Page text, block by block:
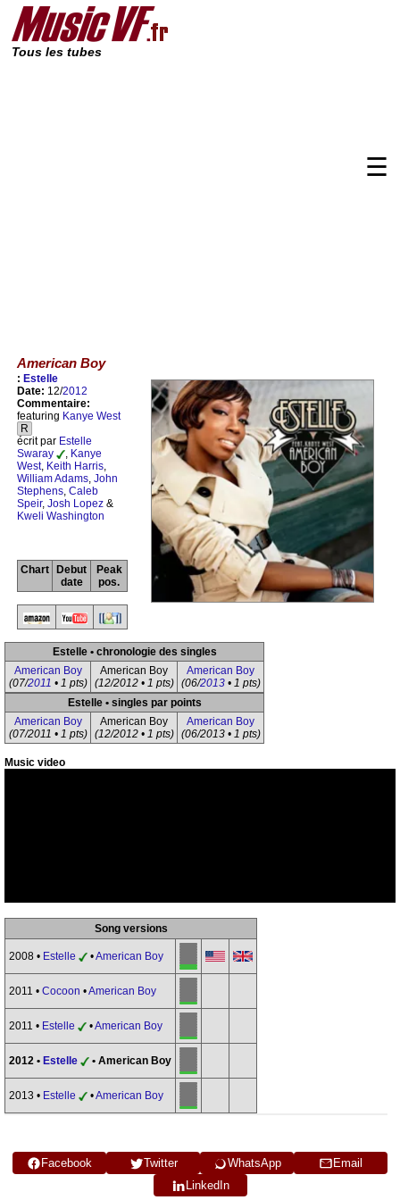
Tous les tubes
☰
American Boy
: Estelle
Date: 12/2012
Commentaire:
featuring Kanye West
R
écrit par Estelle
Swaray
, Kanye
West, Keith Harris,
William Adams, John
Stephens, Caleb
Speir, Josh Lopez &
Kweli Washington
Chart
Debut
date
Peak
pos.
Estelle • chronologie des singles
American Boy
(07/2011 • 1 pts)
American Boy
(12/2012 • 1 pts)
American Boy
(06/2013• 1 pts)
Estelle • singles par points
American Boy
(07/2011 • 1 pts)
American Boy
(12/2012 • 1 pts)
American Boy
(06/2013 • 1 pts)
Music video
Song versions
2008 • Estelle •American Boy
2011 • Cocoon •American Boy
2011 • Estelle •American Boy
2012 • Estelle • American Boy
2013 • Estelle •American Boy
Facebook Twitter WhatsApp
Email
LinkedIn